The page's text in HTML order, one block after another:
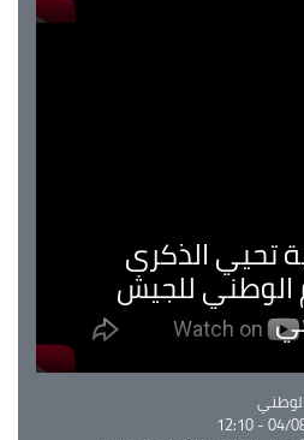
تحيي الذكرى
الوطني للجيش
04/